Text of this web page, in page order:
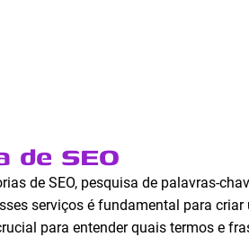
de SEO
de SEO, pesquisa de palavras-
serviços é fundamental para criar
para entender quais termos e